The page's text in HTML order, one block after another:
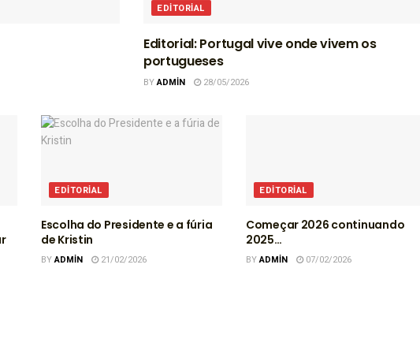
EDITORIAL
Editorial: Portugal vive onde vivem os
portugueses
BYADMIN 28/05/2026
EDITORIAL
Escolha do Presidente e a fúria
de Kristin
BYADMIN 21/02/2026
EDITORIAL
Começar 2026 continuando
2025…
BYADMIN 07/02/2026